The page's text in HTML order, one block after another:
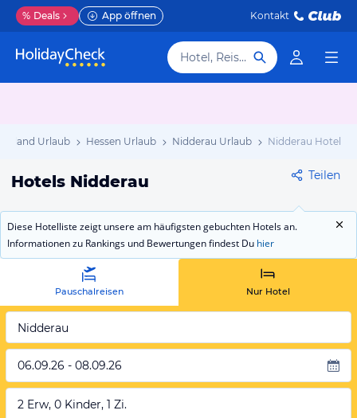
% Deals App öffnen Kontakt
Hotel, Reiseziel
Urlaub Hessen Urlaub Nidderau Urlaub Nidderau Hotels
Hotels Nidderau Teilen
Diese Hotelliste zeigt unsere am häufigsten gebuchten Hotels an.
Informationen zu Rankings und Bewertungen findest Du hier
Pauschalreisen Nur Hotel
Nidderau
06.09.26 - 08.09.26
2 Erw, 0 Kinder, 1 Zi.